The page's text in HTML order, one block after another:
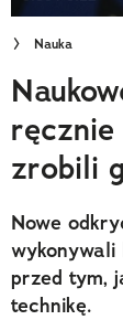
Wielki Konkurs
Trendbook
Polecane
Nauka
zrobili
Nowe
wykonywali
przed tym,
technikę.